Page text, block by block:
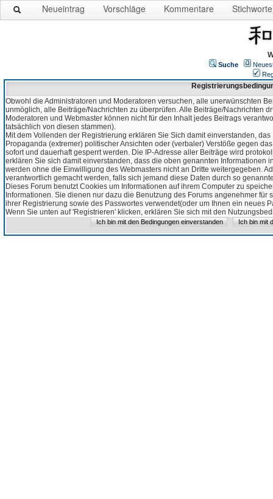
Neueintrag Vorschläge Kommentare Stichworte
Suche
Obwohl die Administratoren und Moderatoren versuchen, alle unerwünschten
unmöglich, alle Beiträge/Nachrichten zu überprüfen. Alle Beiträge/Nachrichten
Moderatoren und Webmaster können nicht für den Inhalt jedes Beitrags
tatsächlich von diesen stammen).
Mit dem Vollenden der Registrierung erklären Sie Sich damit einverstanden,
Propaganda (extremer) politischer Ansichten oder (verbaler) Verstöße gegen
sofort und dauerhaft gesperrt werden. Die IP-Adresse aller Beiträge wird
erklären Sie sich damit einverstanden, dass die oben genannten Informationen
werden ohne die Einwilligung des Webmasters nicht an Dritte weitergegeben.
verantwortlich gemacht werden, falls sich jemand diese Daten durch so
Dieses Forum benutzt Cookies um Informationen auf ihrem Computer zu
Informationen. Sie dienen nur dazu die Benutzung des Forums angenehmer
ihrer Registrierung sowie des Passwortes verwendet(oder um Ihnen ein neues
Wenn Sie unten auf 'Registrieren' klicken, erklären Sie sich mit den